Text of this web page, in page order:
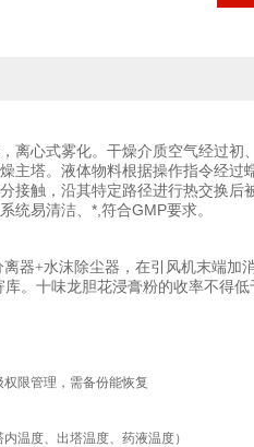
离心式雾化。干燥介质空气经过
主塔。液体物料根据操作指令经
接触，沿其特定路径进行热交换
统易清洁、*,符合GMP要求。
离器+水沫除尘器，在引风机末端加
库。十味龙胆花浸膏粉的收率不得低
权限管理，需备份能恢复
内温度、出塔温度、药液温度）